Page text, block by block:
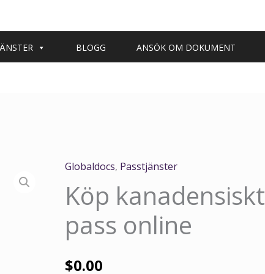
BLOGG ANSÖK OM DOKUMENT
Globaldocs, Passtjänster
Köp kanadensiskt
pass online
$0.00